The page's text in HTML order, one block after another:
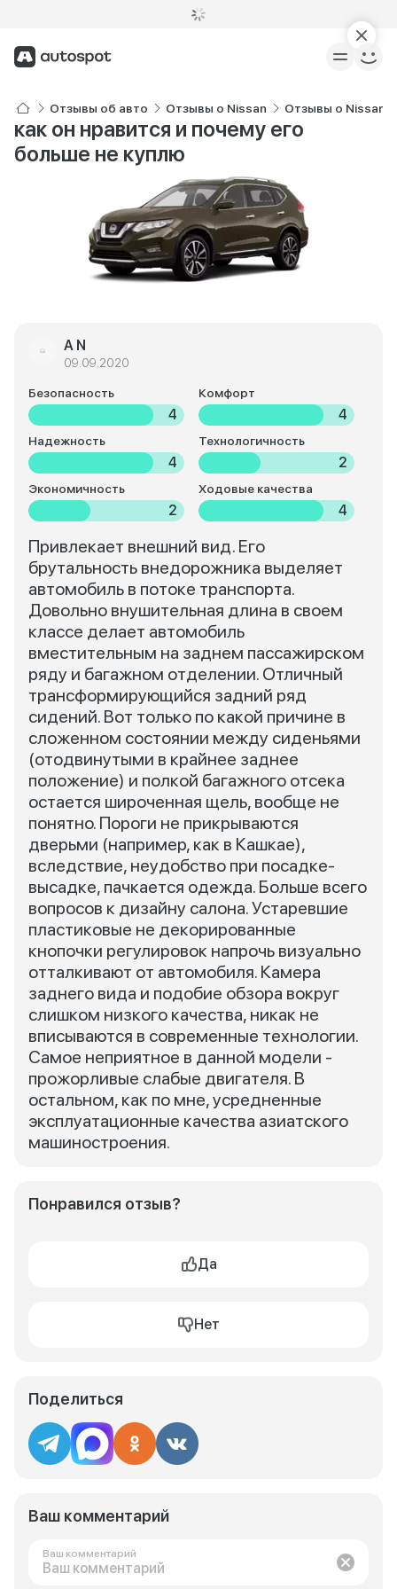
Отзывы об авто Отзывы о Nissan Отзывы о Nissan
как он нравится и почему его
больше не куплю
A N
09.09.2020
Безопасность
4
Комфорт
4
Надежность
4
Технологичность
2
Экономичность
2
Ходовые качества
4
Привлекает внешний вид. Его
брутальность внедорожника выделяет
автомобиль в потоке транспорта.
Довольно внушительная длина в своем
классе делает автомобиль
вместительным на заднем пассажирском
ряду и багажном отделении. Отличный
трансформирующийся задний ряд
сидений. Вот только по какой причине в
сложенном состоянии между сиденьями
(отодвинутыми в крайнее заднее
положение) и полкой багажного отсека
остается широченная щель, вообще не
понятно. Пороги не прикрываются
дверьми (например, как в Кашкае),
вследствие, неудобство при посадке-
высадке, пачкается одежда. Больше всего
вопросов к дизайну салона. Устаревшие
пластиковые не декорированные
кнопочки регулировок напрочь визуально
отталкивают от автомобиля. Камера
заднего вида и подобие обзора вокруг
слишком низкого качества, никак не
вписываются в современные технологии.
Самое неприятное в данной модели -
прожорливые слабые двигателя. В
остальном, как по мне, усредненные
эксплуатационные качества азиатского
машиностроения.
Понравился отзыв?
Да
Нет
Поделиться
Ваш комментарий
Ваш комментарий